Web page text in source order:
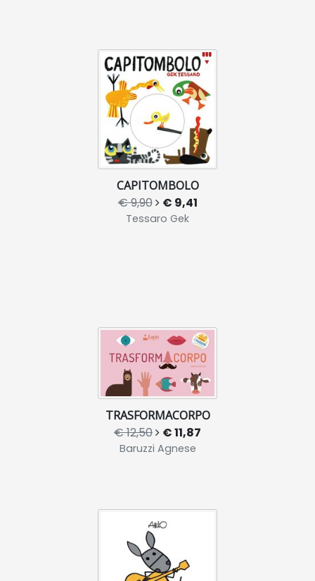
CAPITOMBOLO
€ 9,90 € 9,41
Tessaro Gek
TRASFORMACORPO
€ 12,50 € 11,87
Baruzzi Agnese